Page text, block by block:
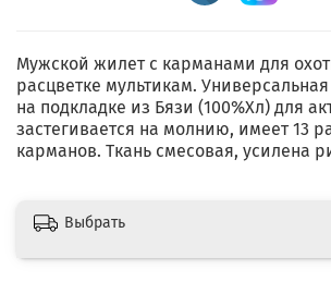
Мужской жилет с карманами для
расцветке мультикам.
на подкладке из Бязи (100%Хл) для
застегивается на молнию, имеет 13
карманов. Ткань смесовая, усилена
Выбрать